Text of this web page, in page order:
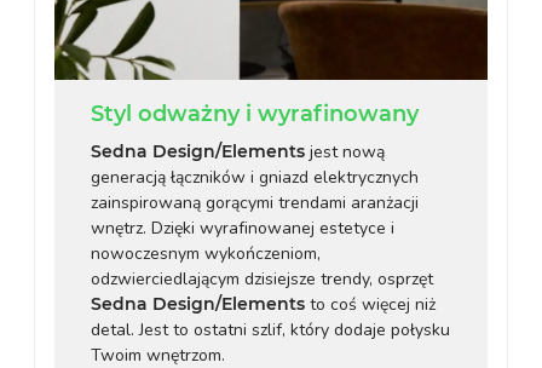
Styl odważny i wyrafinowany
Sedna Design/Elements jest nową
generacją łączników i gniazd elektrycznych
zainspirowaną gorącymi trendami aranżacji
wnętrz. Dzięki wyrafinowanej estetyce i
nowoczesnym wykończeniom,
odzwierciedlającym dzisiejsze trendy, osprzęt
Sedna Design/Elements to coś więcej niż
detal. Jest to ostatni szlif, który dodaje połysku
Twoim wnętrzom.